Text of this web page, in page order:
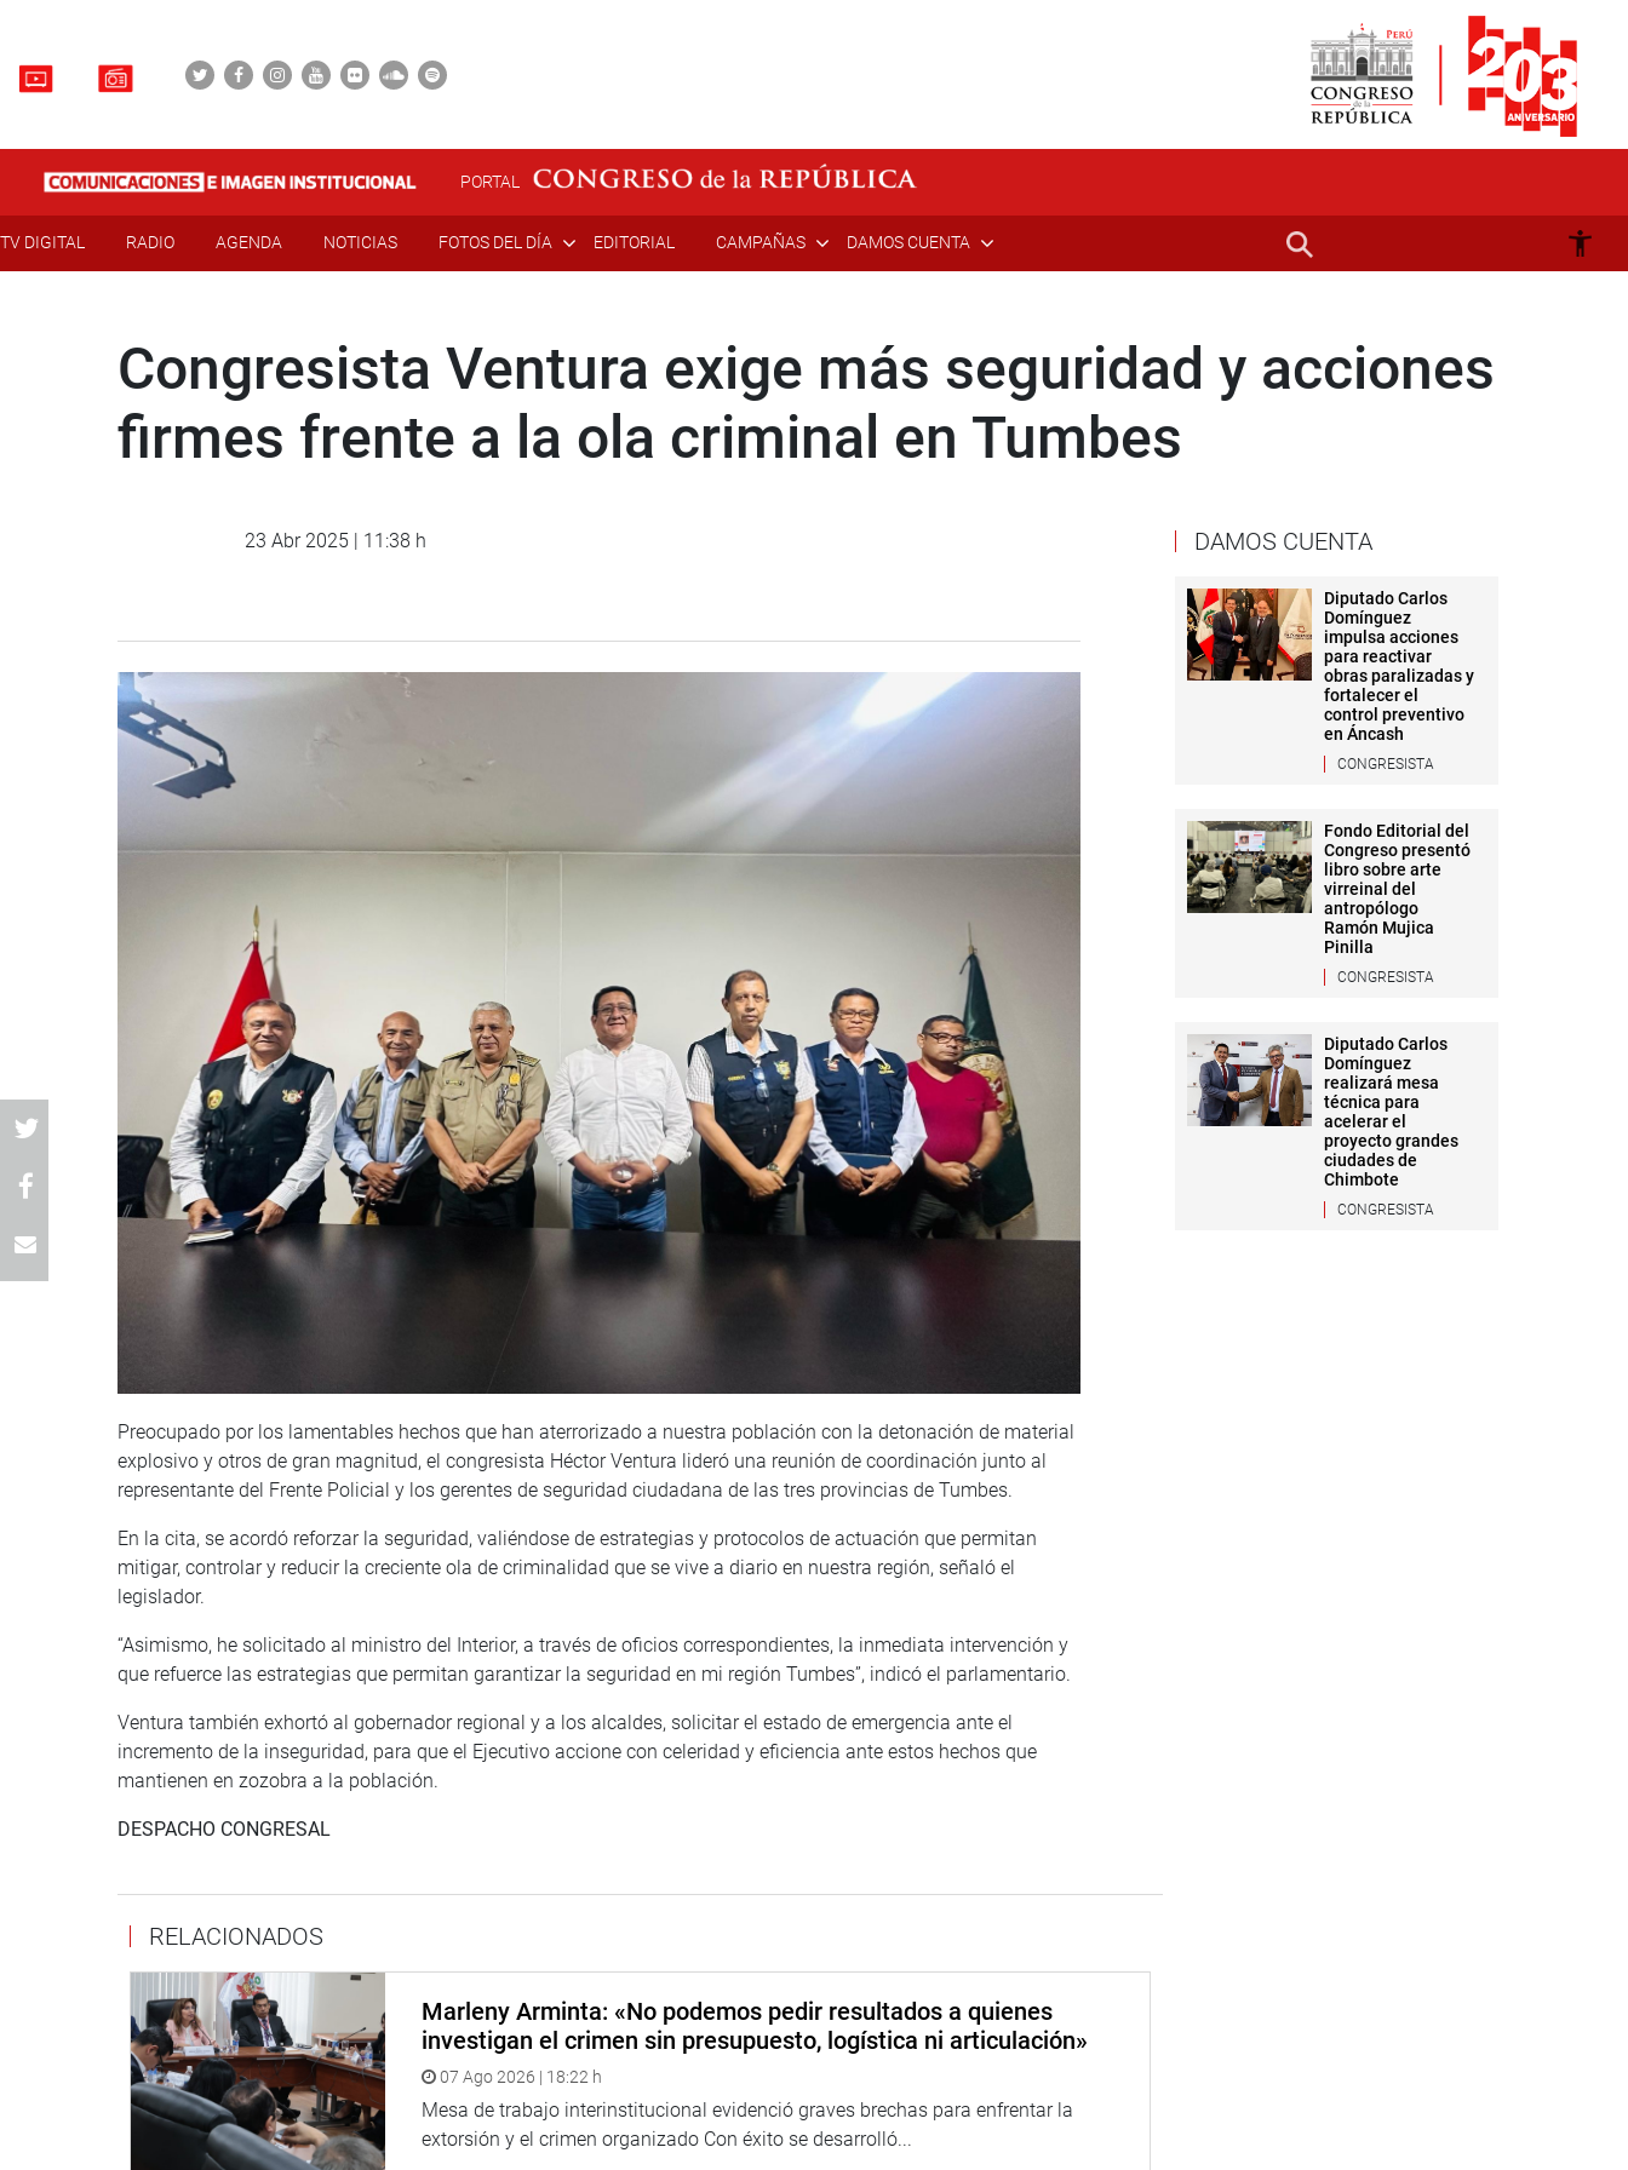
PORTAL
TV DIGITAL RADIO AGENDA NOTICIAS FOTOS DEL DÍA EDITORIAL CAMPAÑAS DAMOS CUENTA
Congresista Ventura exige más seguridad y acciones
firmes frente a la ola criminal en Tumbes
23 Abr 2025 | 11:38 h
Preocupado por los lamentables hechos que han aterrorizado a nuestra población con la detonación de material
explosivo y otros de gran magnitud, el congresista Héctor Ventura lideró una reunión de coordinación junto al
representante del Frente Policial y los gerentes de seguridad ciudadana de las tres provincias de Tumbes.
En la cita, se acordó reforzar la seguridad, valiéndose de estrategias y protocolos de actuación que permitan
mitigar, controlar y reducir la creciente ola de criminalidad que se vive a diario en nuestra región, señaló el
legislador.
“Asimismo, he solicitado al ministro del Interior, a través de oficios correspondientes, la inmediata intervención y
que refuerce las estrategias que permitan garantizar la seguridad en mi región Tumbes”, indicó el parlamentario.
Ventura también exhortó al gobernador regional y a los alcaldes, solicitar el estado de emergencia ante el
incremento de la inseguridad, para que el Ejecutivo accione con celeridad y eficiencia ante estos hechos que
mantienen en zozobra a la población.
DESPACHO CONGRESAL
RELACIONADOS
Marleny Arminta: «No podemos pedir resultados a quienes
investigan el crimen sin presupuesto, logística ni articulación»
07 Ago 2026 | 18:22 h
Mesa de trabajo interinstitucional evidenció graves brechas para enfrentar la
extorsión y el crimen organizado Con éxito se desarrolló...
DAMOS CUENTA
Diputado Carlos
Domínguez
impulsa acciones
para reactivar
obras paralizadas y
fortalecer el
control preventivo
en Áncash
CONGRESISTA
Fondo Editorial del
Congreso presentó
libro sobre arte
virreinal del
antropólogo
Ramón Mujica
Pinilla
CONGRESISTA
Diputado Carlos
Domínguez
realizará mesa
técnica para
acelerar el
proyecto grandes
ciudades de
Chimbote
CONGRESISTA